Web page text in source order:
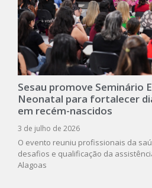
Sesau promove Seminário
Neonatal para fortalecer
em recém-nascidos
3 de julho de 2026
O evento reuniu profissionais da
desafios e qualificação da
Alagoas